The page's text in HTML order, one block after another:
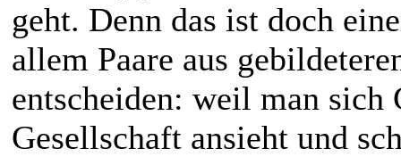
geht. Denn das ist doch
allem Paare aus
entscheiden: weil man sich
Gesellschaft ansieht und